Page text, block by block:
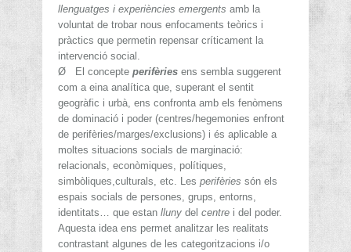
llenguatges i experiències emergents amb la
voluntat de trobar nous enfocaments teòrics i
pràctics que permetin repensar críticament la
intervenció social.
Ø
El concepte perifèries ens sembla suggerent
com a eina analítica que, superant el sentit
geogràfic i urbà, ens confronta amb els fenòmens
de dominació i poder (centres/hegemonies enfront
de perifèries/marges/exclusions) i és aplicable a
moltes situacions socials de marginació:
relacionals, econòmiques, polítiques,
simbòliques,culturals, etc. Les perifèries són els
espais socials de persones, grups, entorns,
identitats… que estan lluny del centre i del poder.
Aquesta idea ens permet analitzar les realitats
contrastant algunes de les categoritzacions i/o